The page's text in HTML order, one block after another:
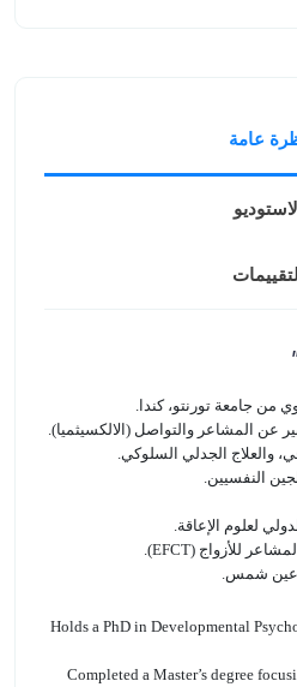
عامة
الاستوديو
التقييمات
1. Holds a PhD in Developmental
2. Completed a Master’s degree